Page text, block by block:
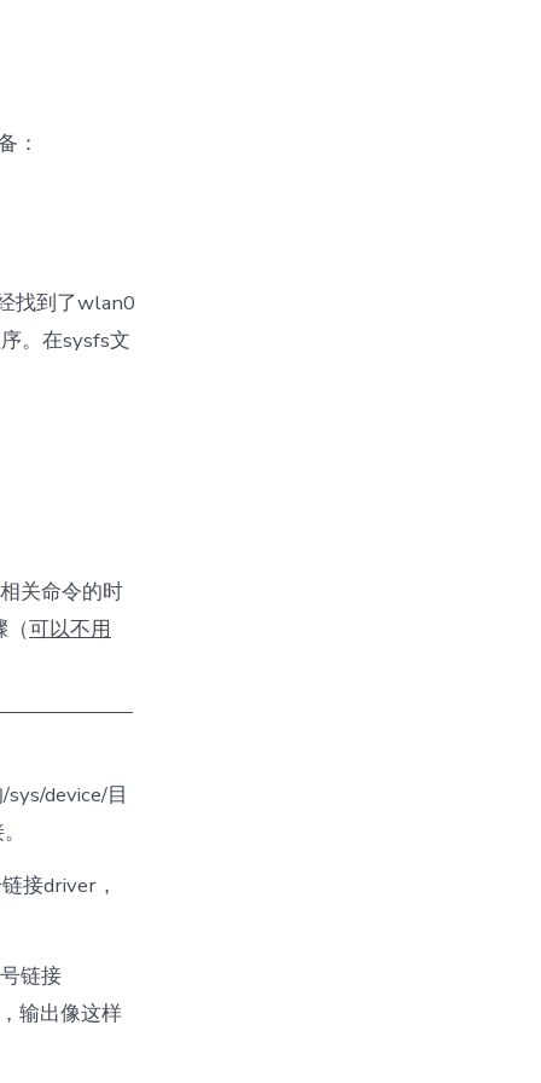
：
找到了wlan0
。在sysfs文
关命令的时
（可以不用
device/目
接driver，
链接
输出像这样